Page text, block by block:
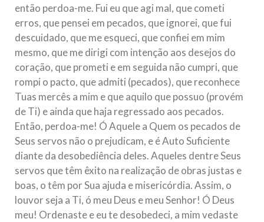
então perdoa-me. Fui eu que agi mal, que cometi
erros, que pensei em pecados, que ignorei, que fui
descuidado, que me esqueci, que confiei em mim
mesmo, que me dirigi com intenção aos desejos do
coração, que prometi e em seguida não cumpri, que
rompi o pacto, que admiti (pecados), que reconhece
Tuas mercês a mim e que aquilo que possuo (provém
de Ti) e ainda que haja regressado aos pecados.
Então, perdoa-me! Ó Aquele a Quem os pecados de
Seus servos não o prejudicam, e é Auto Suficiente
diante da desobediência deles. Aqueles dentre Seus
servos que têm êxito na realização de obras justas e
boas, o têm por Sua ajuda e misericórdia. Assim, o
louvor seja a Ti, ó meu Deus e meu Senhor! Ó Deus
meu! Ordenaste e eu te desobedeci, a mim vedaste